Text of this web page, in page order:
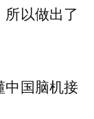
以做出了
中国脑机接